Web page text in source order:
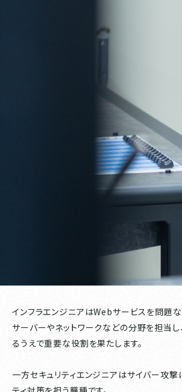
インフラエンジニアはWebサービスを問題な
サーバーやネットワークなどの分野を担当し
るうえで重要な役割を果たします。
一方セキュリティエンジニアはサイバー攻撃